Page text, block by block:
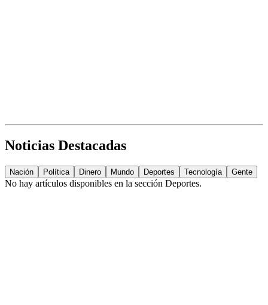
Noticias Destacadas
Nación Política Dinero Mundo Deportes Tecnología Gente
No hay artículos disponibles en la sección Deportes.